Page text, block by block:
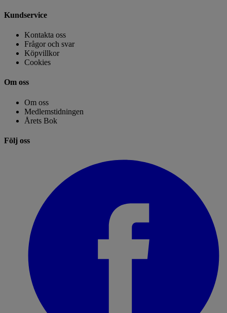
Kundservice
Kontakta oss
Frågor och svar
Köpvillkor
Cookies
Om oss
Om oss
Medlemstidningen
Årets Bok
Följ oss